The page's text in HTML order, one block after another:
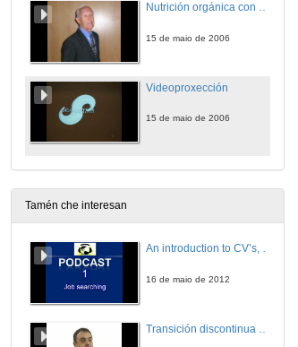
Nutrición orgánica con auga de mar
15 de maio de 2006
Videoproxección
15 de maio de 2006
Tamén che interesan
An introduction to CV’s, letters, and job searching
16 de maio de 2012